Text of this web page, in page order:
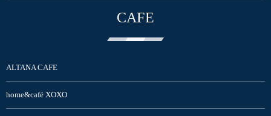
CAFE
ALTANA CAFE
home&café XOXO